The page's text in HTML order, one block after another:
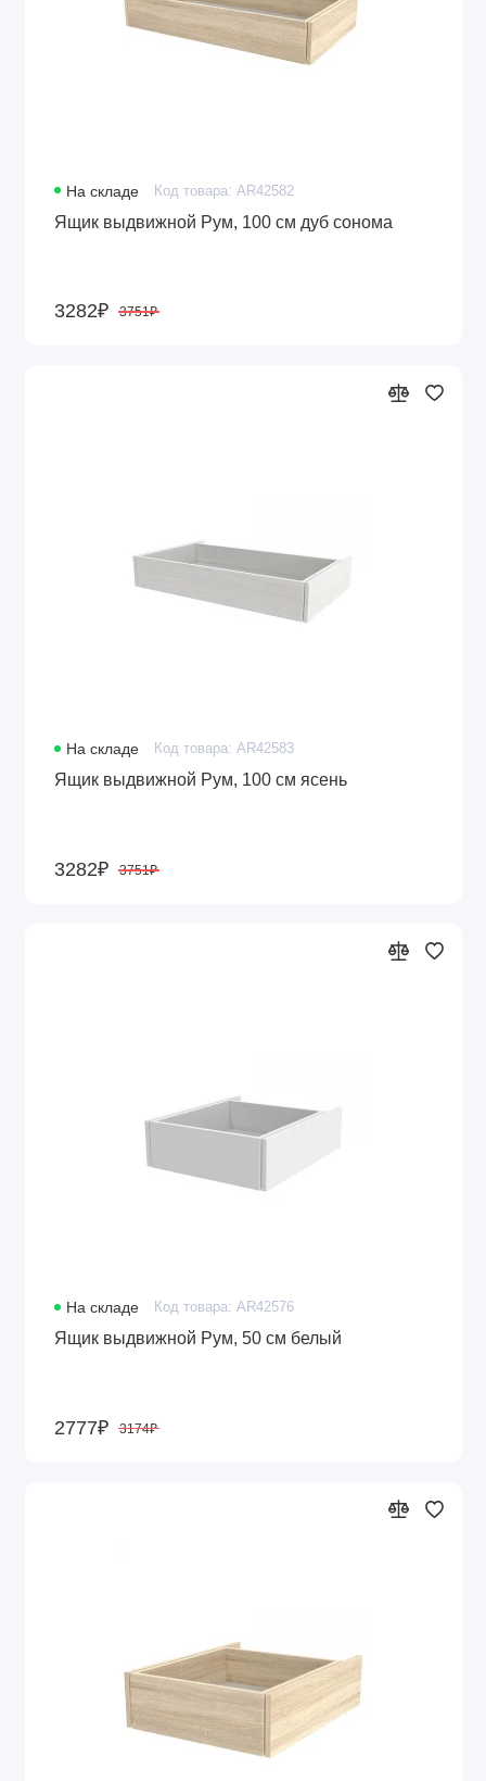
На складе Код товара: AR42582
Ящик выдвижной Рум, 100 см дуб сонома
3282₽ 3751₽
На складе Код товара: AR42583
Ящик выдвижной Рум, 100 см ясень
3282₽ 3751₽
На складе Код товара: AR42576
Ящик выдвижной Рум, 50 см белый
2777₽ 3174₽